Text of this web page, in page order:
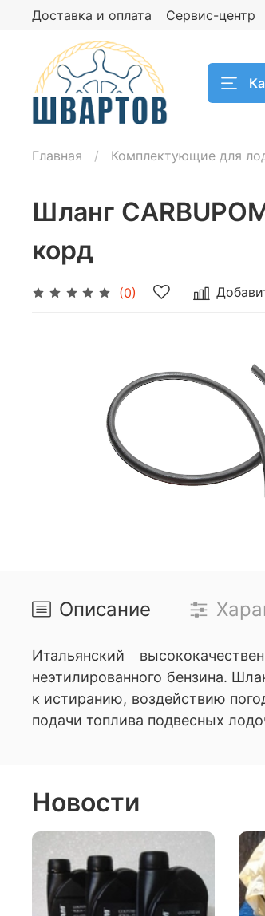
Доставка и оплата Сервис-центр
Главная Комплектующие для
Шланг
корд
(0)
Описание
Итальянский
неэтилированного бензина.
к истиранию, воздействию
подачи топлива подвесных
Новости